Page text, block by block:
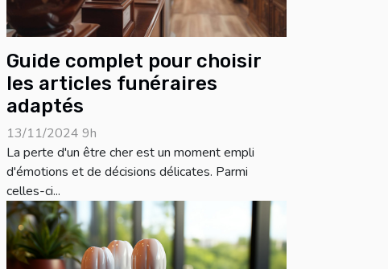
Guide complet pour choisir
les articles funéraires
adaptés
13/11/2024 9h
La perte d'un être cher est un moment empli
d'émotions et de décisions délicates. Parmi
celles-ci...